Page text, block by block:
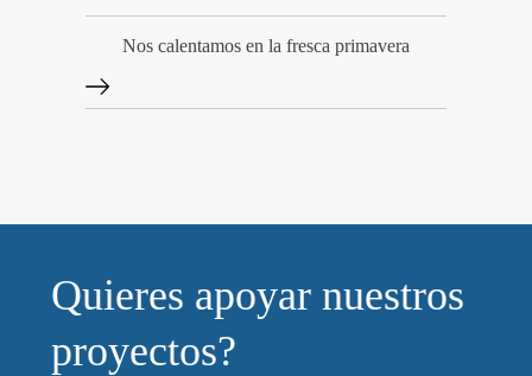
Nos calentamos en la fresca primavera
Quieres apoyar nuestros
proyectos?